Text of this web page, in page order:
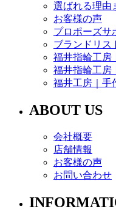
選ばれる理由
お客様の声
プロポーズサ
ブランドリス
福井指輪工房
福井指輪工房
福井工房｜手
ABOUT US
会社概要
店舗情報
お客様の声
お問い合わせ